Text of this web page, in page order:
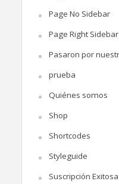
Page No Sidebar
Page Right Sidebar
Pasaron por
prueba
Quiénes somos
Shop
Shortcodes
Styleguide
Suscripción